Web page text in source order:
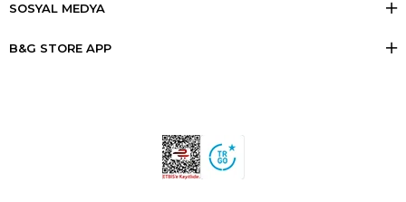
SOSYAL MEDYA
B&G STORE APP